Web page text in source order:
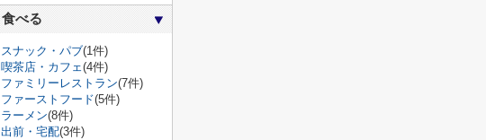
食べる
スナック・パブ(1件)
喫茶店・カフェ(4件)
ファミリーレストラン(7件)
ファーストフード(5件)
ラーメン(8件)
出前・宅配(3件)